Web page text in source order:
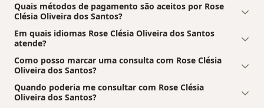
Quais métodos de pagamento são aceitos por Rose
Clésia Oliveira dos Santos?
Em quais idiomas Rose Clésia Oliveira dos Santos
atende?
Como posso marcar uma consulta com Rose Clésia
Oliveira dos Santos?
Quando poderia me consultar com Rose Clésia
Oliveira dos Santos?